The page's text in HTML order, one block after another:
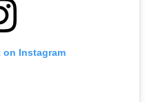
Instagram